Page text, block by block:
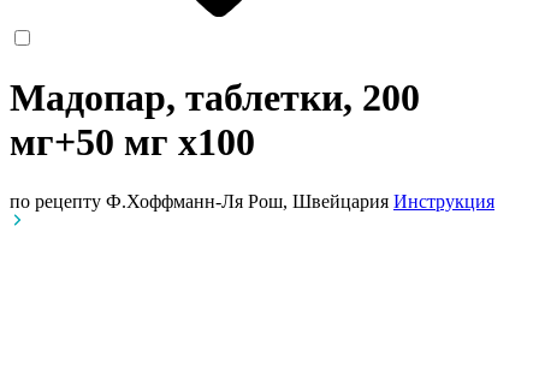
Мадопар, таблетки, 200
мг+50 мг x100
по рецепту Ф.Хоффманн-Ля Рош, Швейцария Инструкция